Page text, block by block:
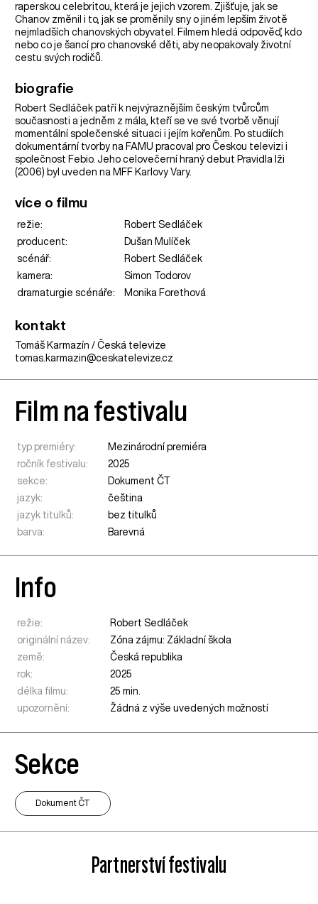
raperskou celebritou, která je jejich vzorem. Zjišťuje, jak se
Chanov změnil i to, jak se proměnily sny o jiném lepším životě
nejmladších chanovských obyvatel. Filmem hledá odpověď, kdo
nebo co je šancí pro chanovské děti, aby neopakovaly životní
cestu svých rodičů.
biografie
Robert Sedláček patří k nejvýraznějším českým tvůrcům
současnosti a jedněm z mála, kteří se ve své tvorbě věnují
momentální společenské situaci i jejím kořenům. Po studiích
dokumentární tvorby na FAMU pracoval pro Českou televizi i
společnost Febio. Jeho celovečerní hraný debut Pravidla lži
(2006) byl uveden na MFF Karlovy Vary.
více o filmu
režie:
Robert Sedláček
producent:
Dušan Mulíček
scénář:
Robert Sedláček
kamera:
Simon Todorov
dramaturgie scénáře:
Monika Forethová
kontakt
Tomáš Karmazín / Česká televize
tomas.karmazin@ceskatelevize.cz
Film na festivalu
typ premiéry:
Mezinárodní premiéra
ročník festivalu:
2025
sekce:
Dokument ČT
jazyk:
čeština
jazyk titulků:
bez titulků
barva:
Barevná
Info
režie:
Robert Sedláček
originální název:
Zóna zájmu: Základní škola
země:
Česká republika
rok:
2025
délka filmu:
25 min.
upozornění:
Žádná z výše uvedených možností
Sekce
Dokument ČT
Partnerství festivalu